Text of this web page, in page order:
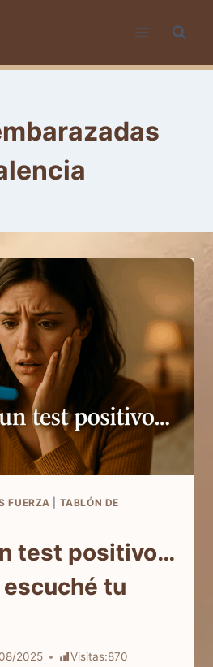
FUERZA
TABLÓN DE
test positivo…
tu
2025 Visitas:870